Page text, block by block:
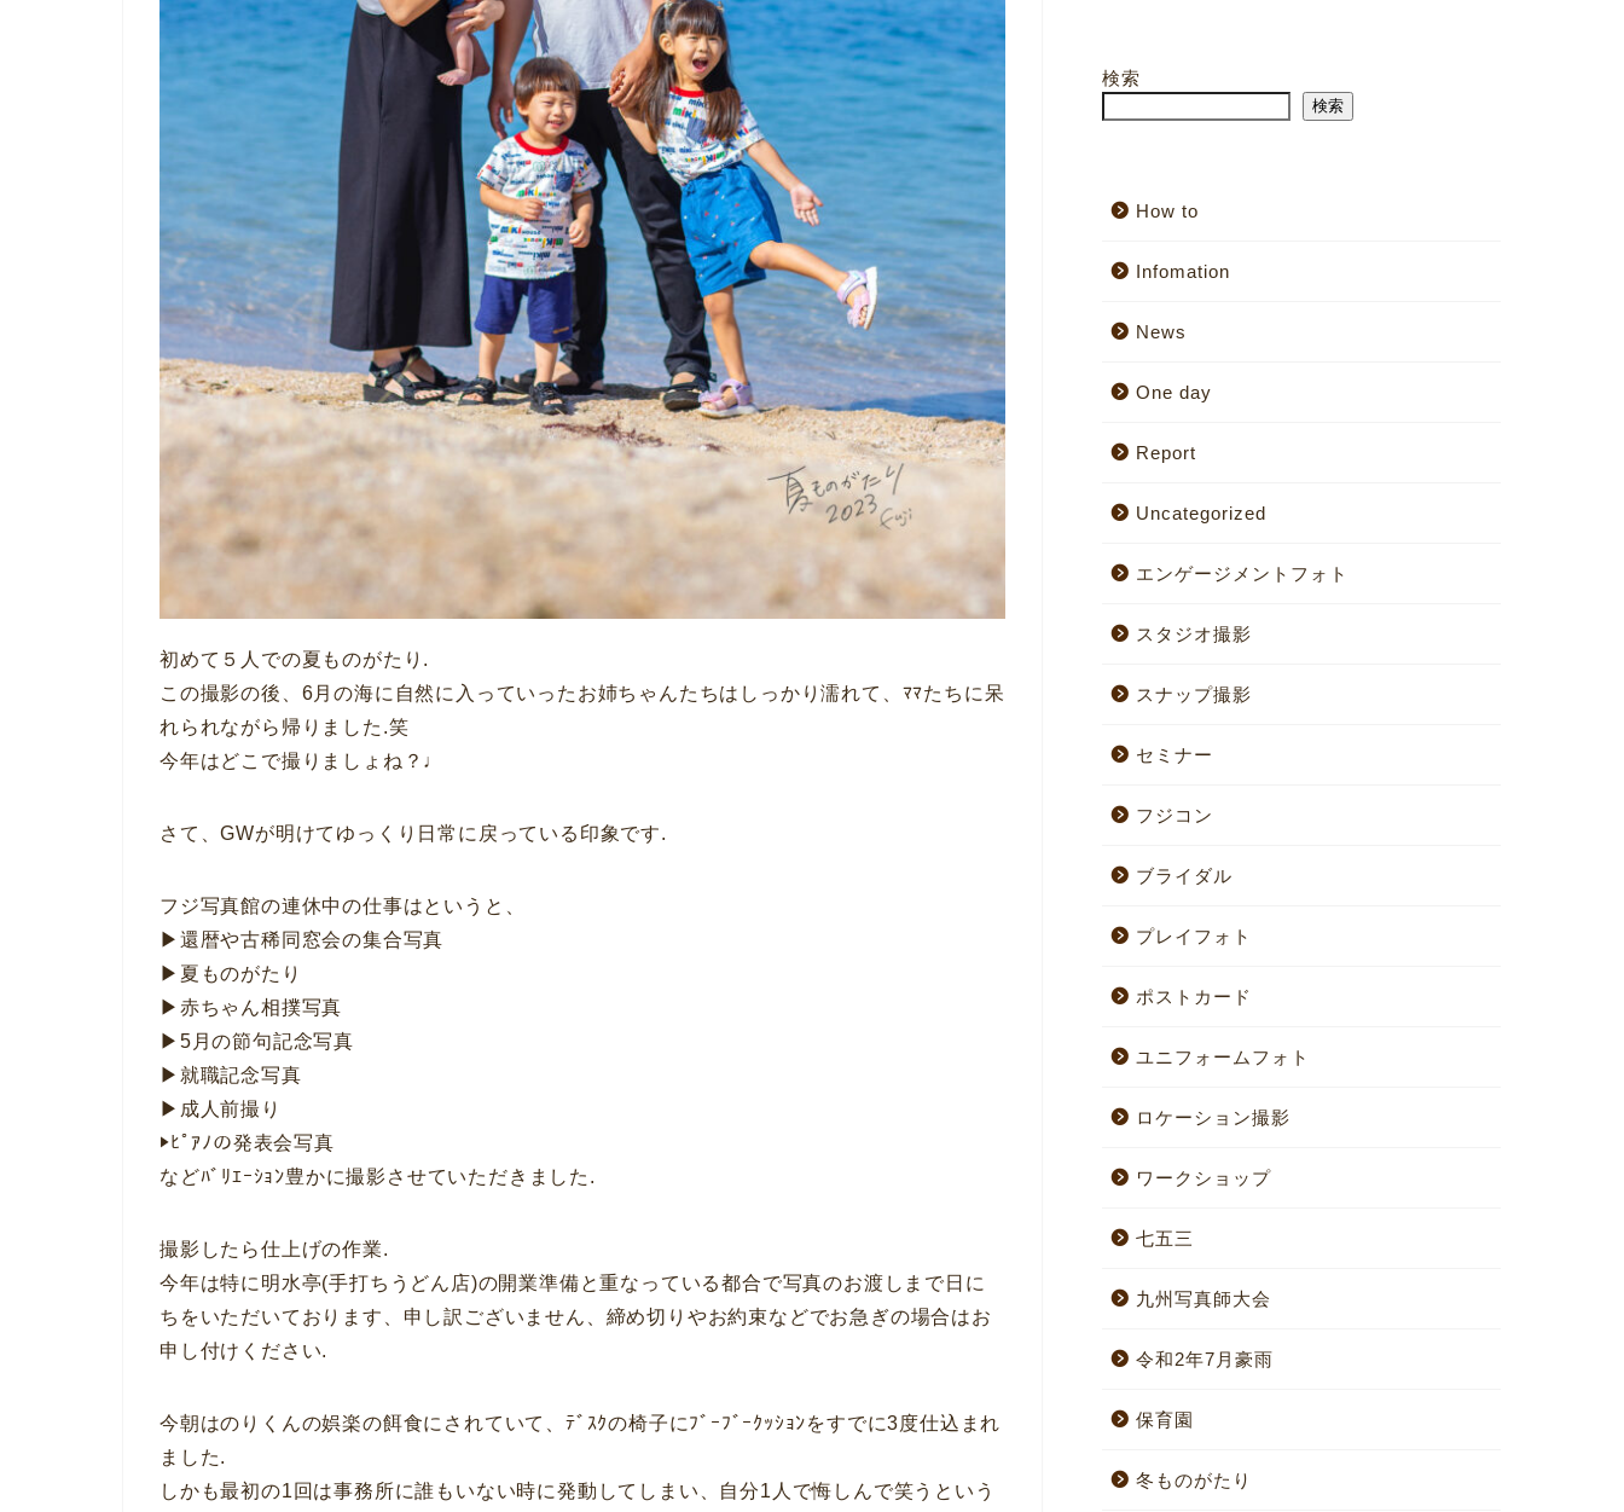
初めて５人での夏ものがたり.
この撮影の後、6月の海に自然に入っていったお姉ちゃんたちはしっかり濡れて、ﾏﾏたちに呆
れられながら帰りました.笑
今年はどこで撮りましょね？♩
さて、GWが明けてゆっくり日常に戻っている印象です.
フジ写真館の連休中の仕事はというと、
▶︎還暦や古稀同窓会の集合写真
▶︎夏ものがたり
▶︎赤ちゃん相撲写真
▶︎5月の節句記念写真
▶︎就職記念写真
▶︎成人前撮り
▶︎ﾋﾟｱﾉの発表会写真
などﾊﾞﾘｴｰｼｮﾝ豊かに撮影させていただきました.
撮影したら仕上げの作業.
今年は特に明水亭(手打ちうどん店)の開業準備と重なっている都合で写真のお渡しまで日に
ちをいただいております、申し訳ございません、締め切りやお約束などでお急ぎの場合はお
申し付けください.
今朝はのりくんの娯楽の餌食にされていて、ﾃﾞｽｸの椅子にﾌﾞｰﾌﾞｰｸｯｼｮﾝをすでに3度仕込まれ
ました.
しかも最初の1回は事務所に誰もいない時に発動してしまい、自分1人で悔しんで笑うという
検索
検索
How to
Infomation
News
One day
Report
Uncategorized
エンゲージメントフォト
スタジオ撮影
スナップ撮影
セミナー
フジコン
ブライダル
プレイフォト
ポストカード
ユニフォームフォト
ロケーション撮影
ワークショップ
七五三
九州写真師大会
令和2年7月豪雨
保育園
冬ものがたり